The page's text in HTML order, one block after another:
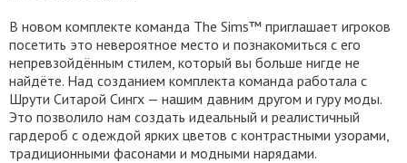
В новом комплекте команда The Sims™ приглашает игроков
посетить это невероятное место и познакомиться с его
непревзойдённым стилем, который вы больше нигде не
найдёте. Над созданием комплекта команда работала с
Шрути Ситарой Сингх — нашим давним другом и гуру моды.
Это позволило нам создать идеальный и реалистичный
гардероб с одеждой ярких цветов с контрастными узорами,
традиционными фасонами и модными нарядами.